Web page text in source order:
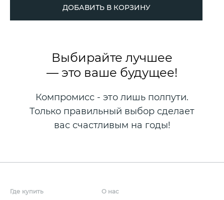
ДОБАВИТЬ В КОРЗИНУ
Выбирайте лучшее
— это ваше будущее!
Компромисс - это лишь полпути.
Только правильный выбор сделает
вас счастливым на годы!
Где купить О нас